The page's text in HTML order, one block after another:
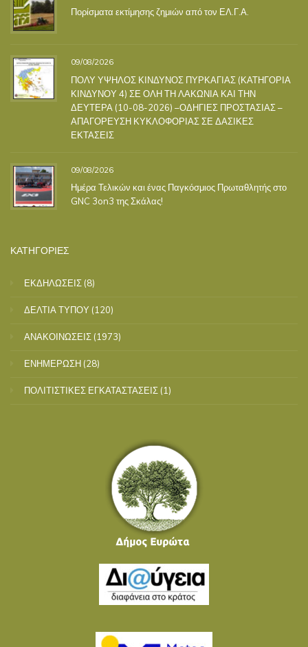
Πορίσματα εκτίμησης ζημιών από τον ΕΛ.Γ.Α.
09/08/2026
ΠΟΛΥ ΥΨΗΛΟΣ ΚΙΝΔΥΝΟΣ ΠΥΡΚΑΓΙΑΣ (ΚΑΤΗΓΟΡΙΑ
ΚΙΝΔΥΝΟΥ 4) ΣΕ ΟΛΗ ΤΗ ΛΑΚΩΝΙΑ ΚΑΙ ΤΗΝ
ΔΕΥΤΕΡΑ (10-08-2026) –ΟΔΗΓΙΕΣ ΠΡΟΣΤΑΣΙΑΣ –
ΑΠΑΓΟΡΕΥΣΗ ΚΥΚΛΟΦΟΡΙΑΣ ΣΕ ΔΑΣΙΚΕΣ
ΕΚΤΑΣΕΙΣ
09/08/2026
Ημέρα Τελικών και ένας Παγκόσμιος Πρωταθλητής στο
GNC 3on3 της Σκάλας!
ΚΑΤΗΓΟΡΙΕΣ
ΕΚΔΗΛΩΣΕΙΣ (8)
ΔΕΛΤΙΑ ΤΥΠΟΥ (120)
ΑΝΑΚΟΙΝΩΣΕΙΣ (1973)
ΕΝΗΜΕΡΩΣΗ (28)
ΠΟΛΙΤΙΣΤΙΚΕΣ ΕΓΚΑΤΑΣΤΑΣΕΙΣ (1)